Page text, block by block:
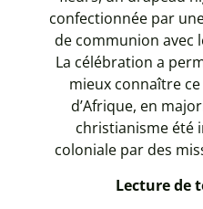
confectionnée par
de communion avec
La célébration a
mieux connaître
d’Afrique, en
christianisme été
coloniale par des
Lecture de